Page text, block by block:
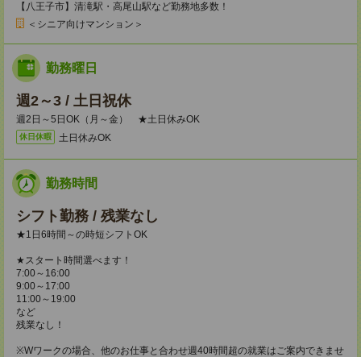
【八王子市】清滝駅・高尾山駅など勤務地多数！
＜シニア向けマンション＞
勤務曜日
週2～3 / 土日祝休
週2日～5日OK（月～金） ★土日休みOK
休日休暇 土日休みOK
勤務時間
シフト勤務 / 残業なし
★1日6時間～の時短シフトOK
★スタート時間選べます！
7:00～16:00
9:00～17:00
11:00～19:00
など
残業なし！
※Wワークの場合、他のお仕事と合わせ週40時間超の就業はご案内できませ